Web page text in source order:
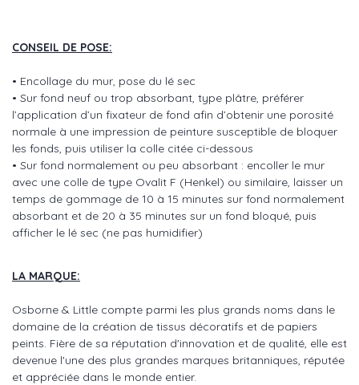
CONSEIL DE POSE:
• Encollage du mur, pose du lé sec
• Sur fond neuf ou trop absorbant, type plâtre, préférer
l’application d’un fixateur de fond afin d’obtenir une porosité
normale à une impression de peinture susceptible de bloquer
les fonds, puis utiliser la colle citée ci-dessous
• Sur fond normalement ou peu absorbant : encoller le mur
avec une colle de type Ovalit F (Henkel) ou similaire, laisser un
temps de gommage de 10 à 15 minutes sur fond normalement
absorbant et de 20 à 35 minutes sur un fond bloqué, puis
afficher le lé sec (ne pas humidifier)
LA MARQUE:
Osborne & Little compte parmi les plus grands noms dans le
domaine de la création de tissus décoratifs et de papiers
peints. Fière de sa réputation d'innovation et de qualité, elle est
devenue l'une des plus grandes marques britanniques, réputée
et appréciée dans le monde entier.